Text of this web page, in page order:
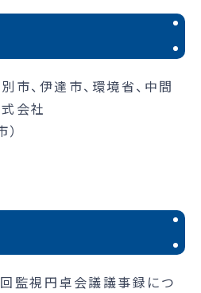
市、伊達市、環境省、中間
会社
監視円卓会議議事録につ